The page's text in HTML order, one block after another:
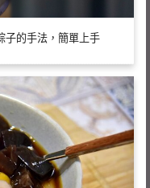
子的手法，簡單上手